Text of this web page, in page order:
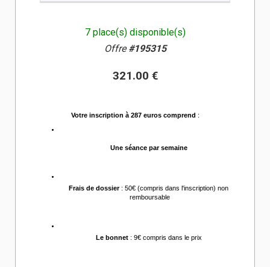
7 place(s) disponible(s)
Offre#195315
321.00 €
Votre inscription à 287 euros comprend :
Une séance par semaine
Frais de dossier : 50€ (compris dans l'inscription) non
remboursable
Le bonnet : 9€ compris dans le prix